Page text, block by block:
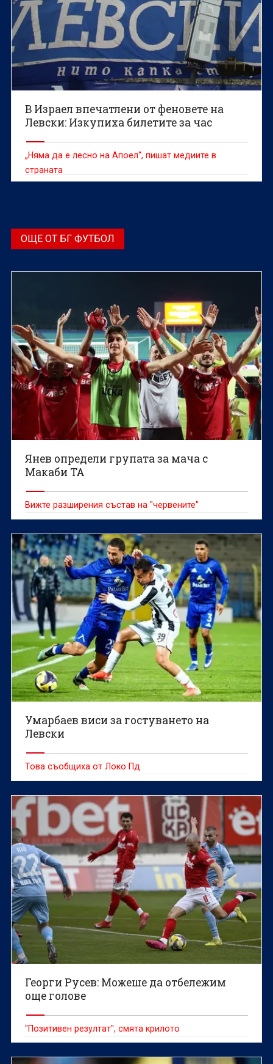
В Израел впечатлени от феновете на
Левски: Изкупиха билетите за час
„Няма да е лесно на Апоел“, пишат медиите в
страната
ОЩЕ ОТ БГ ФУТБОЛ
Янев определи групата за мача с
Макаби ТА
Вижте разширения състав на "червените"
Умарбаев виси за гостуването на
Левски
Това съобщиха от Локо Пд
Георги Русев: Можеше да отбележим
още голове
"Позитивен резултат", смята крилото